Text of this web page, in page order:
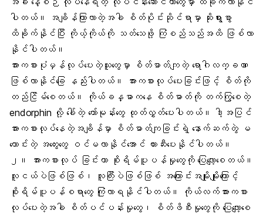
ပါတယ်။ အချိန်ကြာလာတဲ့အခါ စိတ်ပိုင်းဆိုင်ရာမှာ ဆိုးရွားစွာ
ထိခိုက်နိုင်ပြီး ကိုယ့်ကိုယ်ကို သတ်သေဖို့ ကြံစည်သည်အထိ ဖြစ်လာ
နိုင်ပါတယ်။
အားကစားပုံမှန်လုပ်ပေးတဲ့သူတွေမှာ စိတ်ဓာတ်ကျတဲ့ ရောဂါလက္ခဏာ
ဖြစ်လာနိုင်ခြေ နည်းပါတယ်။ အားကစားလုပ်ပေးခြင်းဖြင့် စိတ်ကို
တည်ငြိမ်စေတယ်။ ကိုယ်ခန္ဓာကနေ စိတ်ဓာတ်ကို တက်ကြွစေတဲ့
endorphin လို့ ခေါ်တဲ့ ဟော်မုန်းတွေ ထုတ်လွှတ်ပေးပါတယ်။ ဒါ့အပြင်
အားကစားလုပ်နေတဲ့အချိန်မှာ စိတ်ဓာတ်ကျခြင်းရဲ့ နောက်ဆက်တွဲ မ
ကောင်းတဲ့ အတွေးတွေ ဝင်မလာနိုင်အောင် တားဆီးပေးနိုင်ပါတယ်။
၂။ အားကစားလုပ် ခြင်းဟာ စိုးရိမ်ပူပန်မှုတွေကို ပြေလျော့စေတယ်။
လူငယ်ပဲဖြစ်ဖြစ်၊ လူကြီးပဲဖြစ်ဖြစ် အကြောင်းအမျိုးမျိုးကြောင့်
စိုးရိမ်ပူပန် စရာတွေ ကြုံလာရနိုင်ပါတယ်။ ကိုယ်လက်အားကစား
လုပ်ပေးတဲ့အခါ စိတ်ပင်ပန်းမှုတွေ၊ စိတ်ဖိစီးမှုတွေကို ပြေလျော့စေ